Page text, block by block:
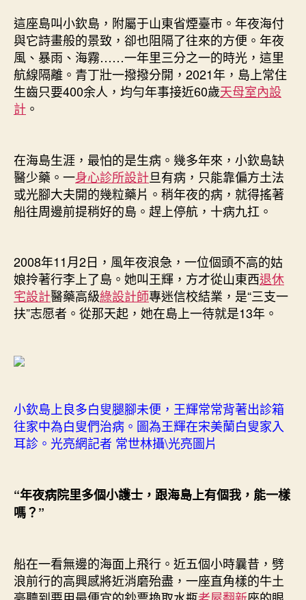
這座島叫小欽島，附屬于山東省煙臺市。年夜海付
與它詩畫般的景致，卻也阻隔了往來的方便。年夜
風、暴雨、海霧……一年里三分之一的時光，這里
航線隔離。青丁壯一撥撥分開，2021年，島上常住
生齒只要400余人，均勻年事接近60歲天母室內設
計 。
在海島生涯，最怕的是生病。幾多年來，小欽島缺
醫少藥。一身心診所設計旦有病，只能靠偏方土法
或光腳大夫開的幾粒藥片。稍年夜的病，就得搖著
船往周邊前提稍好的島。趕上停航，十病九扛。
2008年11月2日，風年夜浪急，一位個頭不高的姑
娘拎著行李上了島。她叫王輝，方才從山東西退休
宅設計醫藥高級綠設計師專迷信校結業，是“三支一
扶”志愿者。從那天起，她在島上一待就是13年。
小欽島上良多白叟腿腳未便，王輝常常背著出診箱
往家中為白叟們治病。圖為王輝在宋美蘭白叟家入
耳診。光亮網記者 常世林攝\光亮圖片
“年夜病院里多個小護士，跟海島上有個我，能一樣
嗎？”
船在一看無邊的海面上飛行。近五個小時曩昔，劈
浪前行的高興感將近消磨殆盡，一座直角樣的牛土